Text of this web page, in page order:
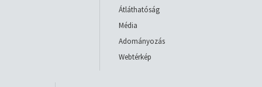
Átláthatóság
Média
Adományozás
Webtérkép